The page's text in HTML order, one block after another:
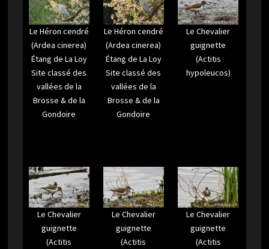
Le Héron cendré
(Ardea cinerea)
Étang de La Loy
Site classé des
vallées de la
Brosse & de la
Gondoire
Le Héron cendré
(Ardea cinerea)
Étang de La Loy
Site classé des
vallées de la
Brosse & de la
Gondoire
Le Chevalier
guignette
(Actitis
hypoleucos)
Le Chevalier
guignette
(Actitis
Le Chevalier
guignette
(Actitis
Le Chevalier
guignette
(Actitis